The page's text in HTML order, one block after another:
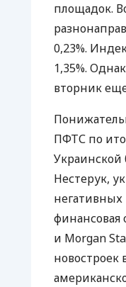
площадок.
0,23%.
1,35%.
вторник
ПФТС по
Украинской
Нестерук,
негативных
финансовая
и Morgan
новостроек